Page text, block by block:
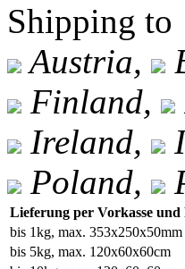
Shipping to
Austria,
Finland,
Ireland,
Poland,
Lieferung per Vorkasse und
bis 1kg, max. 353x250x50mm
bis 5kg, max. 120x60x60cm